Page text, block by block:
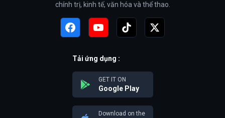
chính trị, kinh tế, văn hóa và thể thao.
Tải ứng dụng :
GET IT ON
Google Play
Download on the